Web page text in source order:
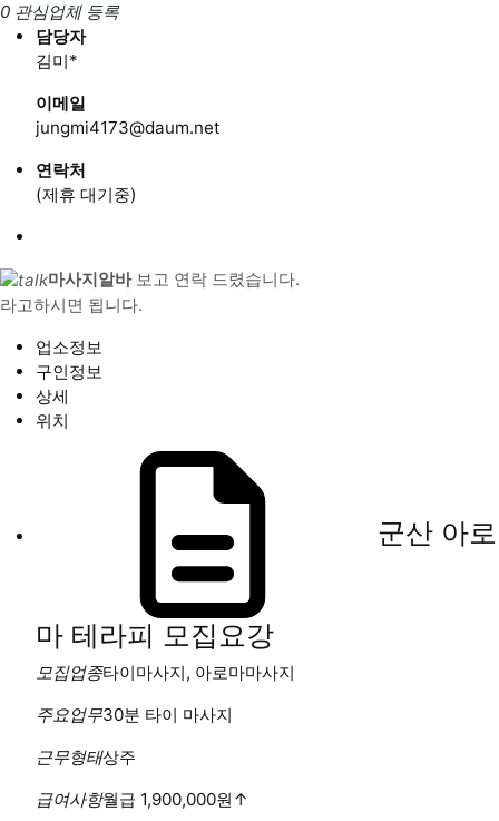
0 관심업체 등록
담당자
김미*
이메일
jungmi4173@daum.net
연락처
(제휴 대기중)
마사지알바보고 연락 드렸습니다.
라고하시면 됩니다.
업소정보
구인정보
상세
위치
군산 아로
마 테라피 모집요강
모집업종타이마사지, 아로마마사지
주요업무30분 타이 마사지
근무형태상주
급여사항월급 1,900,000원 ↑